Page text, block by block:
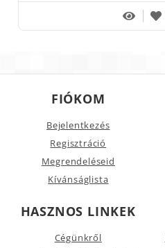
FIÓKOM
Bejelentkezés
Regisztráció
Megrendeléseid
Kívánságlista
HASZNOS LINKEK
Cégünkről